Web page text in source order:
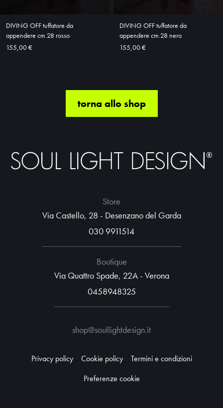
DIVING OFF tuffatore da
appendere cm.28 rosso
155,00 €
DIVING OFF tuffatore da
appendere cm.28 nero
155,00 €
torna allo shop
Store
Via Castello, 28 - Desenzano del Garda
030 9911514
Boutique
Via Quattro Spade, 22A - Verona
0458948325
shop@soullightdesign.it
Privacy policy Cookie policy
Termini e condizioni
Preferenze cookie